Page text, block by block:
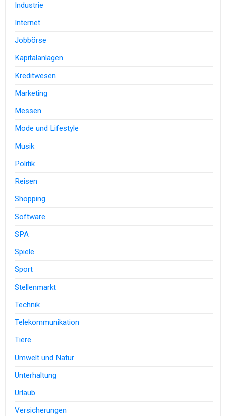
Industrie
Internet
Jobbörse
Kapitalanlagen
Kreditwesen
Marketing
Messen
Mode und Lifestyle
Musik
Politik
Reisen
Shopping
Software
SPA
Spiele
Sport
Stellenmarkt
Technik
Telekommunikation
Tiere
Umwelt und Natur
Unterhaltung
Urlaub
Versicherungen